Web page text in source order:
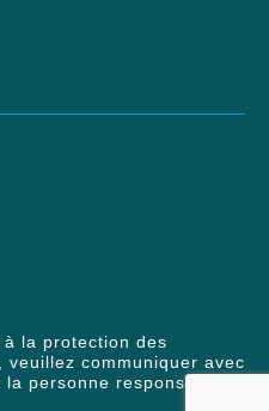
la protection des
veuillez communiquer avec
personne responsable